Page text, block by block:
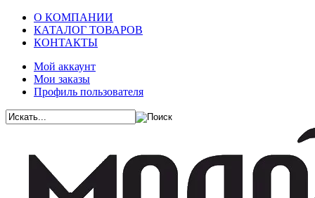
О КОМПАНИИ
КАТАЛОГ ТОВАРОВ
КОНТАКТЫ
Мой аккаунт
Мои заказы
Профиль пользователя